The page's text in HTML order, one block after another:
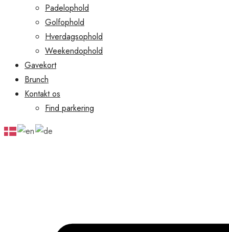
Padelophold
Golfophold
Hverdagsophold
Weekendophold
Gavekort
Brunch
Kontakt os
Find parkering